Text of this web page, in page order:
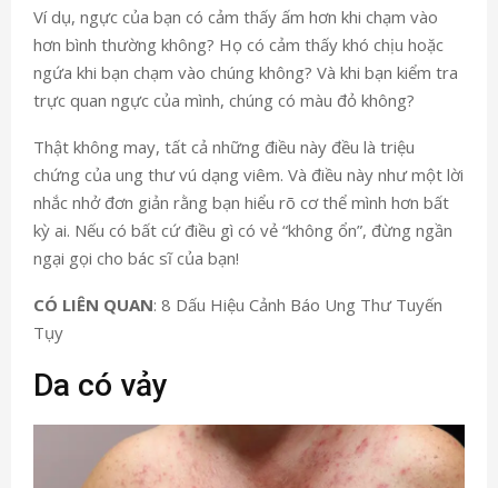
Ví dụ, ngực của bạn có cảm thấy ấm hơn khi chạm vào
hơn bình thường không? Họ có cảm thấy khó chịu hoặc
ngứa khi bạn chạm vào chúng không? Và khi bạn kiểm tra
trực quan ngực của mình, chúng có màu đỏ không?
Thật không may, tất cả những điều này đều là triệu
chứng của ung thư vú dạng viêm. Và điều này như một lời
nhắc nhở đơn giản rằng bạn hiểu rõ cơ thể mình hơn bất
kỳ ai. Nếu có bất cứ điều gì có vẻ “không ổn”, đừng ngần
ngại gọi cho bác sĩ của bạn!
CÓ LIÊN QUAN: 8 Dấu Hiệu Cảnh Báo Ung Thư Tuyến
Tụy
Da có vảy